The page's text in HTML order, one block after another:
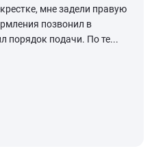
мне задели правую
позвонил в
порядок подачи. По те...